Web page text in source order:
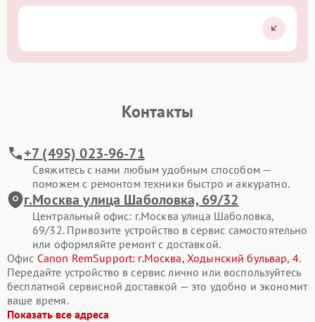
Контакты
+7 (495) 023-96-71
Свяжитесь с нами любым удобным способом —
поможем с ремонтом техники быстро и аккуратно.
г.Москва улица Шаболовка, 69/32
Центральный офис: г.Москва улица Шаболовка,
69/32. Привозите устройство в сервис самостоятельно
или оформляйте ремонт с доставкой.
Офис Canon RemSupport: г.Москва, Ходынский бульвар, 4.
Передайте устройство в сервис лично или воспользуйтесь
бесплатной сервисной доставкой — это удобно и экономит
ваше время.
Показать все адреса